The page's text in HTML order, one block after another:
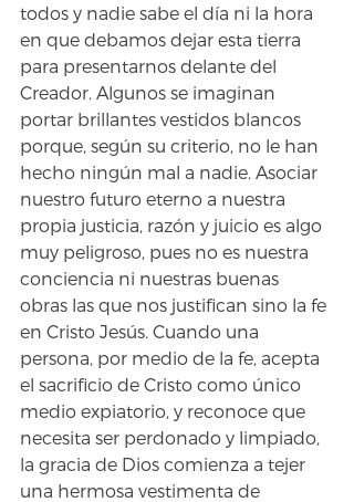
todos y nadie sabe el día ni la hora
en que debamos dejar esta tierra
para presentarnos delante del
Creador. Algunos se imaginan
portar brillantes vestidos blancos
porque, según su criterio, no le han
hecho ningún mal a nadie. Asociar
nuestro futuro eterno a nuestra
propia justicia, razón y juicio es algo
muy peligroso, pues no es nuestra
conciencia ni nuestras buenas
obras las que nos justifican sino la fe
en Cristo Jesús. Cuando una
persona, por medio de la fe, acepta
el sacrificio de Cristo como único
medio expiatorio, y reconoce que
necesita ser perdonado y limpiado,
la gracia de Dios comienza a tejer
una hermosa vestimenta de